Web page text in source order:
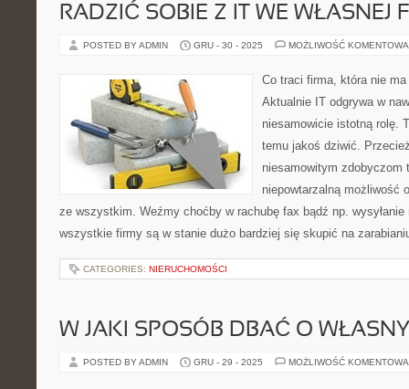
RADZIĆ SOBIE Z IT WE WŁASNEJ
POSTED BY ADMIN GRU - 30 - 2025 MOŻLIWOŚĆ
Co traci firma, która nie
Aktualnie IT odgrywa w
niesamowicie istotną rolę.
temu jakoś dziwić.
niesamowitym zdobyczom
niepowtarzalną możliwość
ze wszystkim. Weźmy choćby w rachubę fax bądź np. wysyłanie
wszystkie firmy są w stanie dużo bardziej się skupić na
CATEGORIES: NIERUCHOMOŚCI
W JAKI SPOSÓB DBAĆ O
POSTED BY ADMIN GRU - 29 - 2025 MOŻLIWOŚĆ